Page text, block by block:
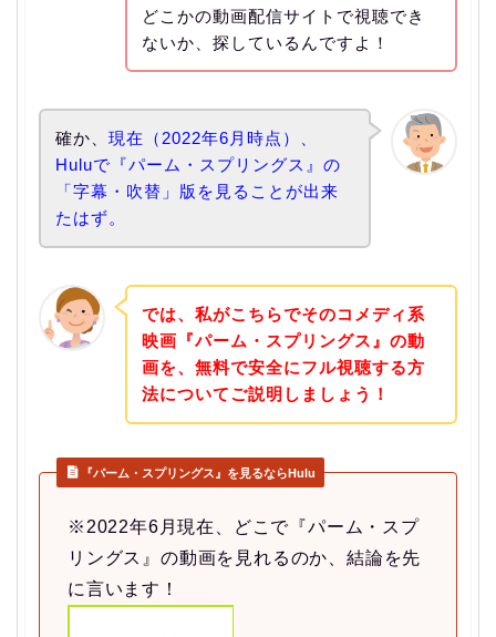
どこかの動画配信サイトで視聴でき
ないか、探しているんですよ！
確か、 現在（2022年6月時点）、
Huluで『パーム・スプリングス』の
「字幕・吹替」版を見ることが出来
たはず。
では、私がこちらでそのコメディ系
映画『パーム・スプリングス』の動
画を、無料で安全にフル視聴する方
法についてご説明しましょう！
『パーム・スプリングス』を見るならHulu
※2022年6月現在、どこで『パーム・スプ
リングス』の動画を見れるのか、結論を先
に言います！